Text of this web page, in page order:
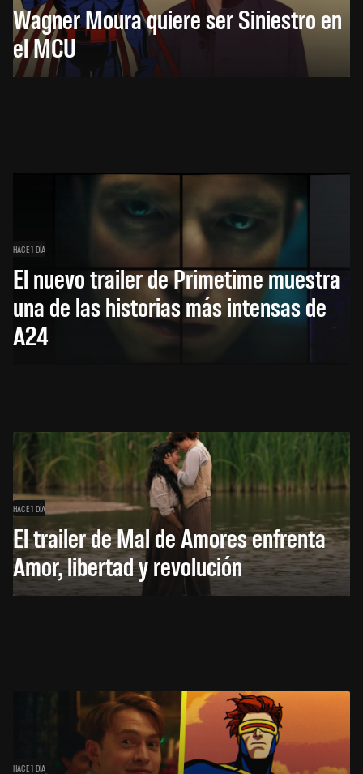
Wagner Moura quiere ser Siniestro en
el MCU
HACE 1 DÍA
El nuevo trailer de Primetime muestra
una de las historias más intensas de
A24
HACE 1 DÍA
El trailer de Mal de Amores enfrenta
Amor, libertad y revolución
HACE 1 DÍA